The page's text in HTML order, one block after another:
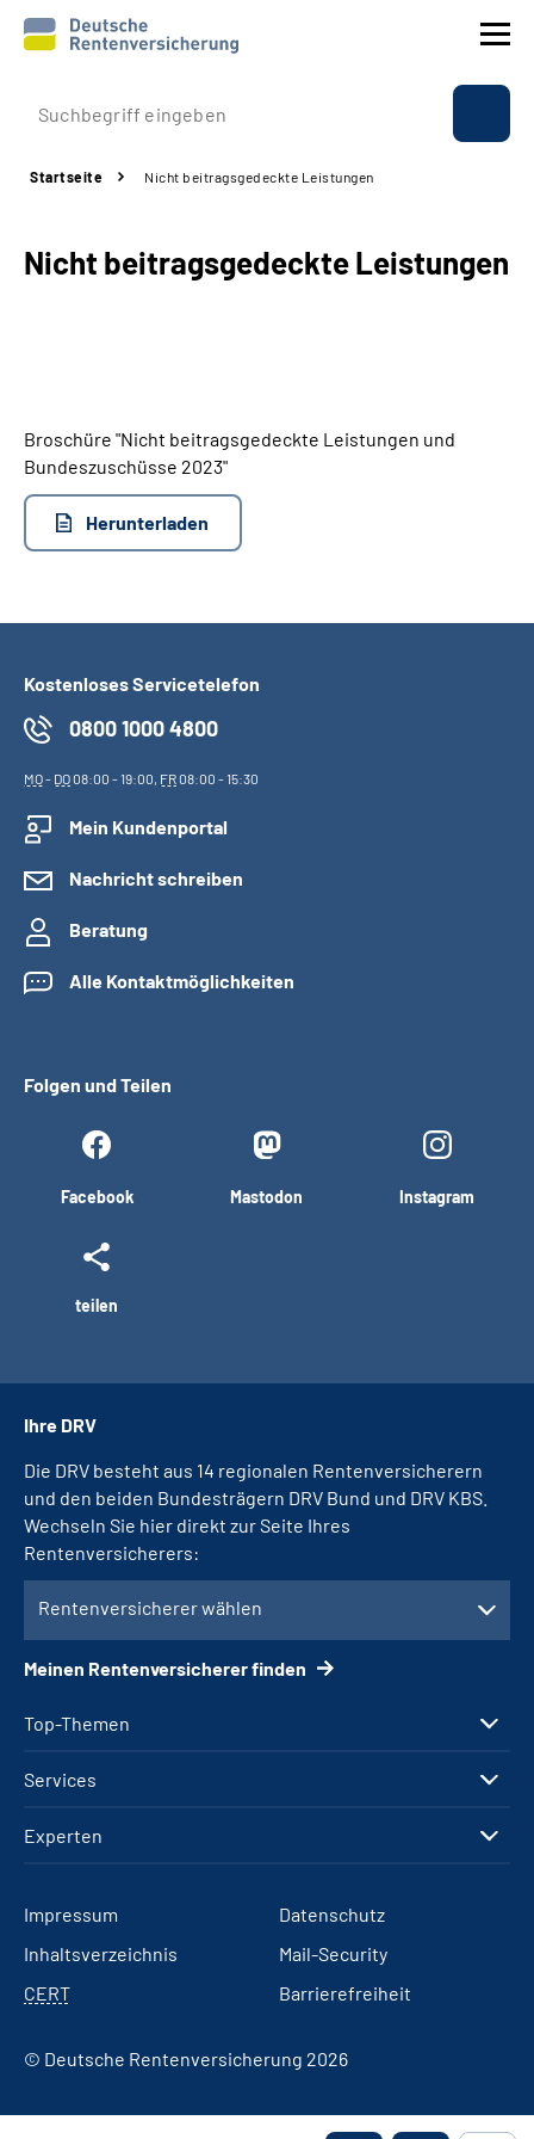
Prävention
Rente
Über uns & Presse
Online-Services
Inhalte in Gebärdensprache (DGS)
Leichte Sprache
Mein Kundenportal
Startseite Nicht beitragsgedeckte Leistungen
Nicht beitragsgedeckte Leistungen
Broschüre "Nicht beitragsgedeckte Leistungen und
Bundeszuschüsse 2023"
Herunterladen
Kostenloses Servicetelefon
0800 1000 4800
MO- DO08:00 - 19:00, FR08:00 - 15:30
Mein Kundenportal
Nachricht schreiben
Beratung
Alle Kontaktmöglichkeiten
Folgen und Teilen
Facebook Mastodon Instagram
teilen
Top-Themen
Services
Experten
Ihre DRV
Die DRV besteht aus 14 regionalen Rentenversicherern
und den beiden Bundesträgern DRV Bund und DRV KBS.
Wechseln Sie hier direkt zur Seite Ihres
Rentenversicherers:
Rentenversicherer wählen
Meinen Rentenversicherer finden
Impressum
Datenschutz
Inhaltsverzeichnis
Mail-Security
CERT
Barrierefreiheit
© Deutsche Rentenversicherung 2026